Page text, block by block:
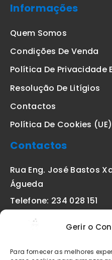
Gerir o
Para fornecer as melhores
Informações
Quem Somos
Condições De Venda
Política De Privacidade
Resolução De Litígios
Contactos
Política De Cookies (UE)
Contactos
Rua Eng. José Bastos
Águeda
Telefone: 234 028 151